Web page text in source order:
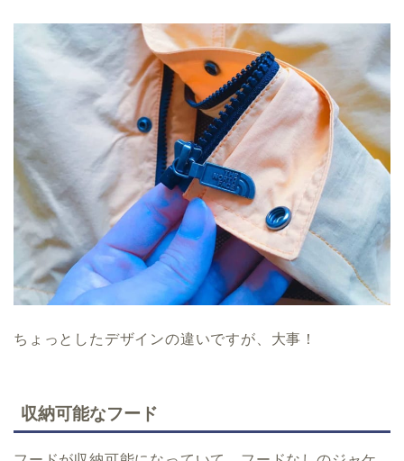
ちょっとしたデザインの違いですが、大事！
収納可能なフード